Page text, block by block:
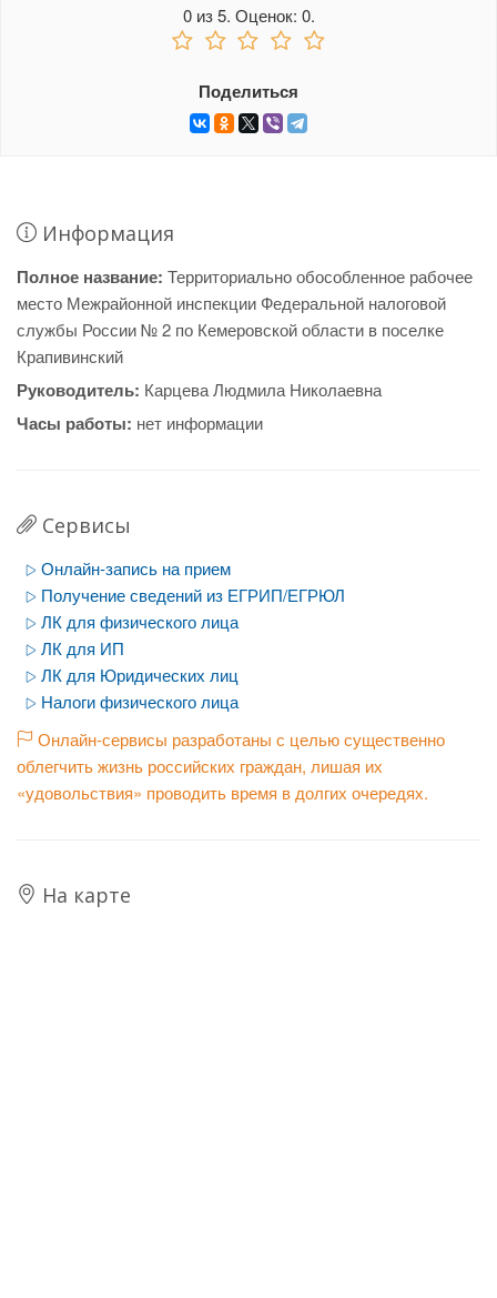
0из5. Оценок: 0.
Поделиться
Информация
Полное название: Территориально обособленное рабочее
место Межрайонной инспекции Федеральной налоговой
службы России № 2 по Кемеровской области в поселке
Крапивинский
Руководитель: Карцева Людмила Николаевна
Часы работы: нет информации
Сервисы
Онлайн-запись на прием
Получение сведений из ЕГРИП/ЕГРЮЛ
ЛК для физического лица
ЛК для ИП
ЛК для Юридических лиц
Налоги физического лица
Онлайн-сервисы разработаны с целью существенно
облегчить жизнь российских граждан, лишая их
«удовольствия» проводить время в долгих очередях.
На карте